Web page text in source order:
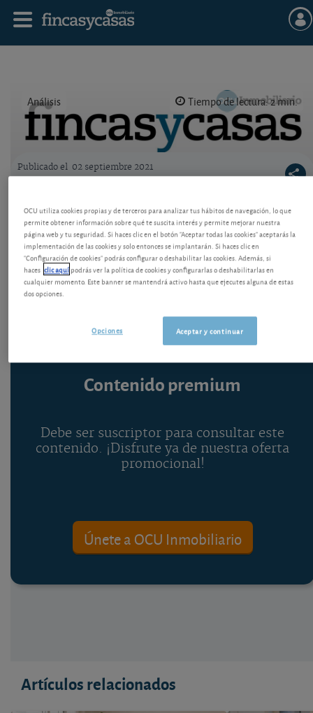
Análisis Tiempo de lectura: 2 min.
Logo OCU inmobiliario
Publicado el 02 septiembre 2021
Modelo de escrito para no participar en una
mejora de la comunidad
Qué debe hacer si no está de acuerdo con una
mejora no necesaria en su comunidad, cuyo gasto
excede de ciertos límites. Vea un modelo de escrito.
Contenido premium
Debe ser suscriptor para consultar este
contenido. ¡Disfrute ya de nuestra oferta
promocional!
Únete a OCU Inmobiliario
Artículos relacionados
OCU utiliza cookies propias y de terceros para analizar tus hábitos de navegación, lo que
permite obtener información sobre qué te suscita interés y permite mejorar nuestra
página web y tu seguridad. Si haces clic en el botón "Aceptar todas las cookies" aceptarás la
implementación de las cookies y solo entonces se implantarán. Si haces clic en
"Configuración de cookies" podrás configurar o deshabilitar las cookies. Además, si
haces clic aquípodrás ver la política de cookies y configurarlas o deshabilitarlas en
cualquier momento. Este banner se mantendrá activo hasta que ejecutes alguna de estas
dos opciones.
Aceptar y continuar
Opciones